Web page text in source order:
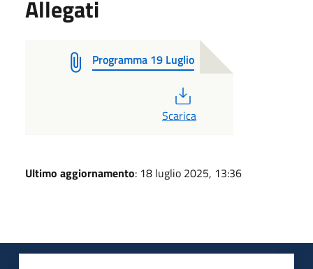
Allegati
Programma 19 Luglio
Scarica
Ultimo aggiornamento: 18 luglio 2025, 13:36